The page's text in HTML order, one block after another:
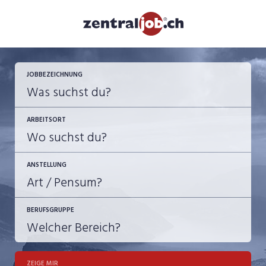
JOBBEZEICHNUNG
ARBEITSORT
ANSTELLUNG
JOB-TYP
Festanstellung
BERUFSGRUPPE
ZEIGE MIR